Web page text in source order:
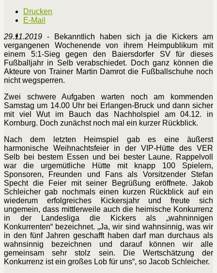
Drucken
E-Mail
29.11.2019 - Bekanntlich haben sich ja die Kickers am
vergangenen Wochenende von ihrem Heimpublikum mit
einem 5:1-Sieg gegen den Baiersdorfer SV für dieses
Fußballjahr in Selb verabschiedet. Doch ganz können die
Akteure von Trainer Martin Damrot die Fußballschuhe noch
nicht wegsperren.
Zwei schwere Aufgaben warten noch am kommenden
Samstag um 14.00 Uhr bei Erlangen-Bruck und dann sicher
mit viel Wut im Bauch das Nachholspiel am 04.12. in
Kornburg. Doch zunächst noch mal ein kurzer Rückblick.
Nach dem letzten Heimspiel gab es eine äußerst
harmonische Weihnachtsfeier in der VIP-Hütte des VER
Selb bei bestem Essen und bei bester Laune. Rappelvoll
war die urgemütliche Hütte mit knapp 100 Spielern,
Sponsoren, Freunden und Fans als Vorsitzender Stefan
Specht die Feier mit seiner Begrüßung eröffnete. Jakob
Schleicher gab nochmals einen kurzen Rückblick auf ein
wiederum erfolgreiches Kickersjahr und freute sich
ungemein, dass mittlerweile auch die heimische Konkurrenz
in der Landesliga die Kickers als „wahninnigen
Konkurrenten“ bezeichnet. „Ja, wir sind wahnsinnig, was wir
in den fünf Jahren geschafft haben darf man durchaus als
wahnsinnig bezeichnen und darauf können wir alle
gemeinsam sehr stolz sein. Die Wertschätzung der
Konkurrenz ist ein großes Lob für uns“, so Jacob Schleicher.